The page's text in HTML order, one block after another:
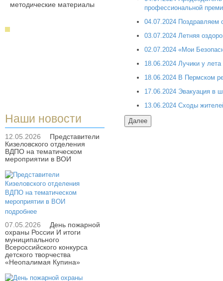
методические материалы
Наши новости
12.05.2026
Представители
Кизеловского отделения
ВДПО на тематическом
мероприятии в ВОИ
подробнее
07.05.2026
День пожарной
охраны России И итоги
муниципального
Всероссийского конкурса
детского творчества
«Неопалимая Купина»
профессиональной
04.07.2024 Поздравляем
03.07.2024 Летняя
02.07.2024 «Мои
18.06.2024 Лучики у лета
18.06.2024 В Пермском
17.06.2024 Эвакуация в
13.06.2024 Сходы